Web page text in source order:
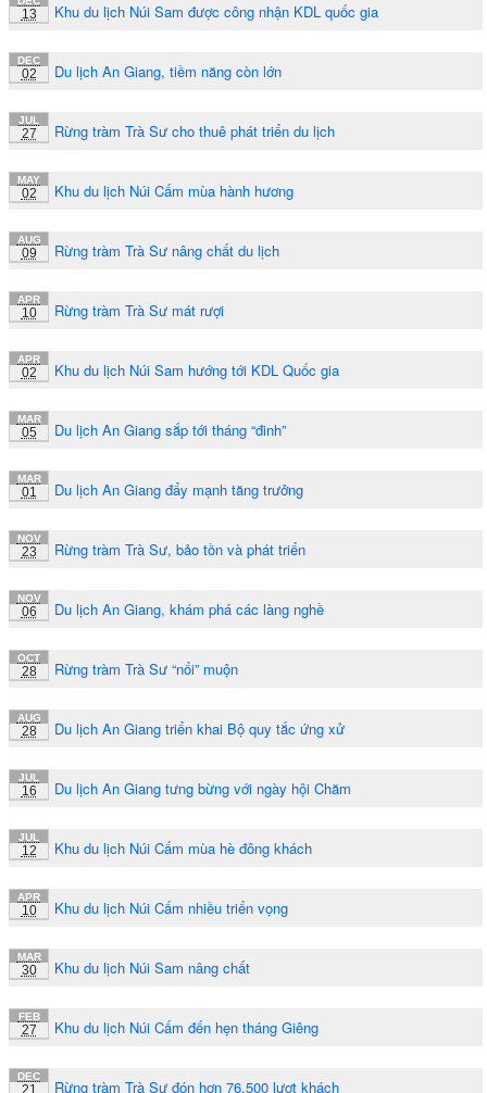
13 Khu du lịch Núi Sam được công nhận KDL quốc gia
DEC
02 Du lịch An Giang, tiềm năng còn lớn
JUL
27 Rừng tràm Trà Sư cho thuê phát triển du lịch
MAY
02 Khu du lịch Núi Cấm mùa hành hương
AUG
09 Rừng tràm Trà Sư nâng chất du lịch
APR
10 Rừng tràm Trà Sư mát rượi
APR
02 Khu du lịch Núi Sam hướng tới KDL Quốc gia
MAR
05 Du lịch An Giang sắp tới tháng “đinh”
MAR
01 Du lịch An Giang đẩy mạnh tăng trưởng
NOV
23 Rừng tràm Trà Sư, bảo tồn và phát triển
NOV
06 Du lịch An Giang, khám phá các làng nghề
OCT
28 Rừng tràm Trà Sư “nổi” muộn
AUG
28 Du lịch An Giang triển khai Bộ quy tắc ứng xử
JUL
16 Du lịch An Giang tưng bừng với ngày hội Chăm
JUL
12 Khu du lịch Núi Cấm mùa hè đông khách
APR
10 Khu du lịch Núi Cấm nhiều triển vọng
MAR
30 Khu du lịch Núi Sam nâng chất
FEB
27 Khu du lịch Núi Cấm đến hẹn tháng Giêng
DEC
21 Rừng tràm Trà Sư đón hơn 76.500 lượt khách